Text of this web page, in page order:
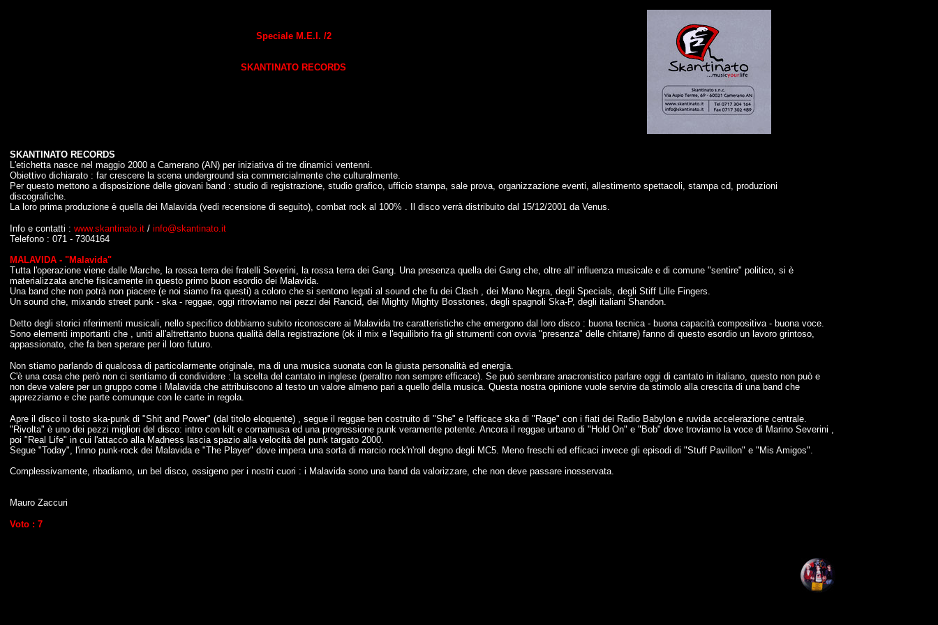
Speciale M.E.I. /2
SKANTINATO RECORDS
SKANTINATO RECORDS
L'etichetta nasce nel maggio 2000 a Camerano (AN) per iniziativa di tre dinamici ventenni.
Obiettivo dichiarato : far crescere la scena underground sia commercialmente che culturalmente.
Per questo mettono a disposizione delle giovani band : studio di registrazione, studio grafico, ufficio stampa, sale prova, organizzazione eventi, allestimento spettacoli, stampa cd, produzioni
discografiche.
La loro prima produzione è quella dei Malavida (vedi recensione di seguito), combat rock al 100% . Il disco verrà distribuito dal 15/12/2001 da Venus.
Info e contatti : www.skantinato.it / info@skantinato.it
Telefono : 071 - 7304164
MALAVIDA - "Malavida"
Tutta l'operazione viene dalle Marche, la rossa terra dei fratelli Severini, la rossa terra dei Gang. Una presenza quella dei Gang che, oltre all' influenza musicale e di comune "sentire" politico, si è
materializzata anche fisicamente in questo primo buon esordio dei Malavida.
Una band che non potrà non piacere (e noi siamo fra questi) a coloro che si sentono legati al sound che fu dei Clash , dei Mano Negra, degli Specials, degli Stiff Lille Fingers.
Un sound che, mixando street punk - ska - reggae, oggi ritroviamo nei pezzi dei Rancid, dei Mighty Mighty Bosstones, degli spagnoli Ska-P, degli italiani Shandon.
Detto degli storici riferimenti musicali, nello specifico dobbiamo subito riconoscere ai Malavida tre caratteristiche che emergono dal loro disco : buona tecnica - buona capacità compositiva - buona voce.
Sono elementi importanti che , uniti all'altrettanto buona qualità della registrazione (ok il mix e l'equilibrio fra gli strumenti con ovvia "presenza" delle chitarre) fanno di questo esordio un lavoro grintoso,
appassionato, che fa ben sperare per il loro futuro.
Non stiamo parlando di qualcosa di particolarmente originale, ma di una musica suonata con la giusta personalità ed energia.
C'è una cosa che però non ci sentiamo di condividere : la scelta del cantato in inglese (peraltro non sempre efficace). Se può sembrare anacronistico parlare oggi di cantato in italiano, questo non può e
non deve valere per un gruppo come i Malavida che attribuiscono al testo un valore almeno pari a quello della musica. Questa nostra opinione vuole servire da stimolo alla crescita di una band che
apprezziamo e che parte comunque con le carte in regola.
Apre il disco il tosto ska-punk di "Shit and Power" (dal titolo eloquente) , segue il reggae ben costruito di "She" e l'efficace ska di "Rage" con i fiati dei Radio Babylon e ruvida accelerazione centrale.
"Rivolta" è uno dei pezzi migliori del disco: intro con kilt e cornamusa ed una progressione punk veramente potente. Ancora il reggae urbano di "Hold On" e "Bob" dove troviamo la voce di Marino Severini ,
poi "Real Life" in cui l'attacco alla Madness lascia spazio alla velocità del punk targato 2000.
Segue "Today", l'inno punk-rock dei Malavida e "The Player" dove impera una sorta di marcio rock'n'roll degno degli MC5. Meno freschi ed efficaci invece gli episodi di "Stuff Pavillon" e "Mis Amigos".
Complessivamente, ribadiamo, un bel disco, ossigeno per i nostri cuori : i Malavida sono una band da valorizzare, che non deve passare inosservata.
Mauro Zaccuri
Voto : 7